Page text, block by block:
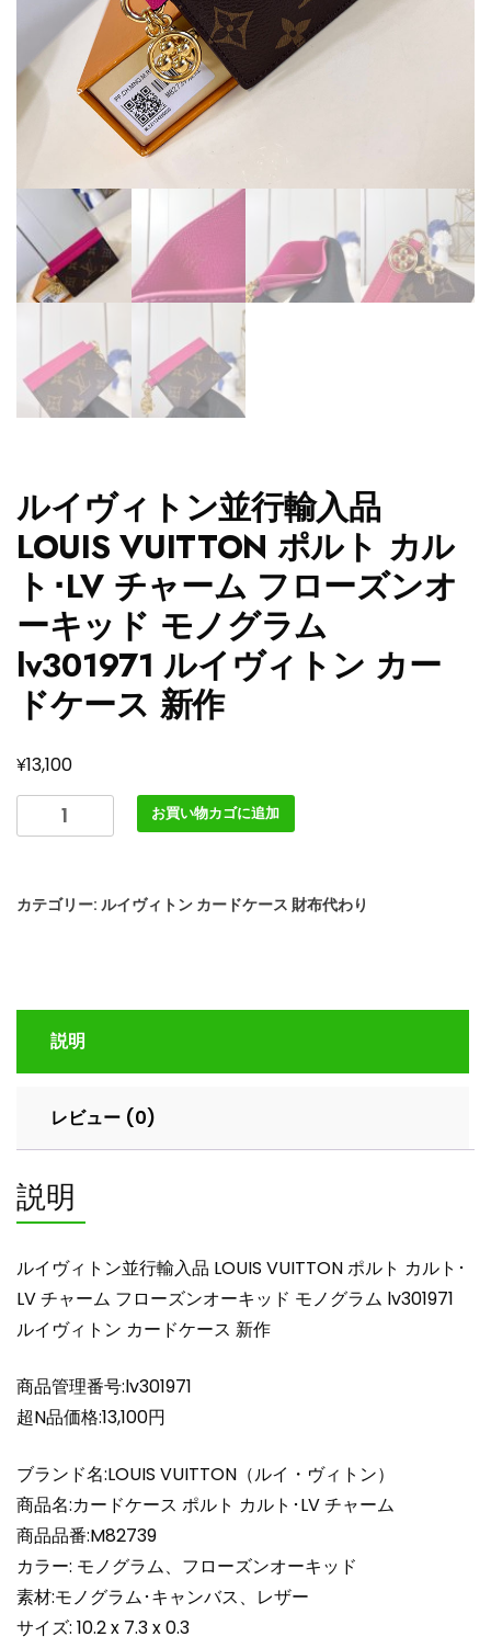
ルイヴィトン並行輸入品
LOUIS VUITTON ポルト カル
ト･LV チャーム フローズンオ
ーキッド モノグラム
lv301971 ルイヴィトン カー
ドケース 新作
¥13,100
イ
ト
輸
品
VUITTON
ポ
ト
カ
ト･
LV
チ
ー
ム
ロ
ー
ズ
ン
オ
ー
キ
お買い物カゴに追加
カテゴリー: ルイヴィトン カードケース 財布代わり
説明
レビュー (0)
説明
ルイヴィトン並行輸入品 LOUIS VUITTON ポルト カルト･
LV チャーム フローズンオーキッド モノグラム lv301971
ルイヴィトン カードケース 新作
商品管理番号:lv301971
超N品価格:13,100円
ブランド名:LOUIS VUITTON（ルイ・ヴィトン）
商品名:カードケース ポルト カルト･LV チャーム
商品品番:M82739
カラー: モノグラム、フローズンオーキッド
素材:モノグラム･キャンバス、レザー
サイズ: 10.2 x 7.3 x 0.3